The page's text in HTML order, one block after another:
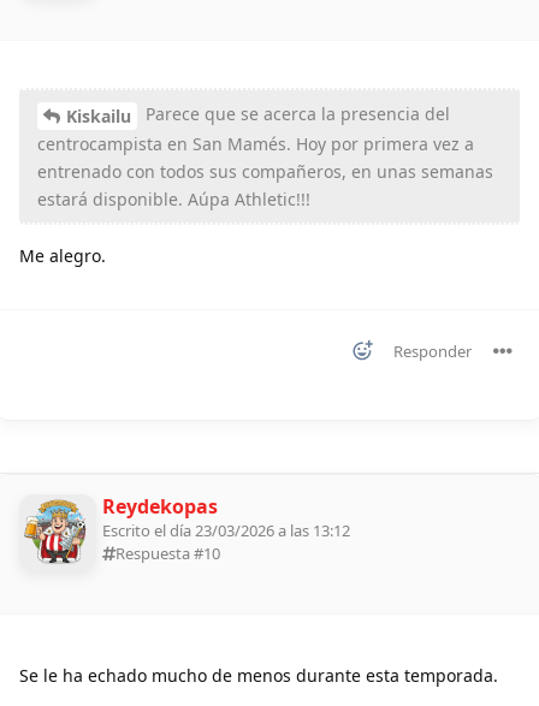
Kiskailu
Parece que se acerca la presencia del
centrocampista en San Mamés. Hoy por primera vez a
entrenado con todos sus compañeros, en unas semanas
estará disponible. Aúpa Athletic!!!
Me alegro.
Responder
Reydekopas
Escrito el día 23/03/2026 a las 13:12
Respuesta #10
Se le ha echado mucho de menos durante esta temporada.